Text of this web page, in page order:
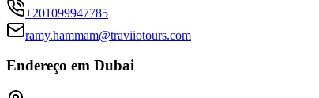
+201099947785
ramy.hammam@traviiotours.com
Endereço em Dubai